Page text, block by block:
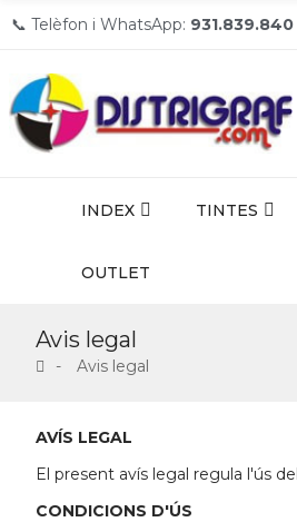
📞 Telèfon i WhatsApp: 931.839.840
INDEX TINTES
OUTLET
Avis legal
Avis legal
AVÍS LEGAL
El present avís legal regula l'ús
CONDICIONS D'ÚS